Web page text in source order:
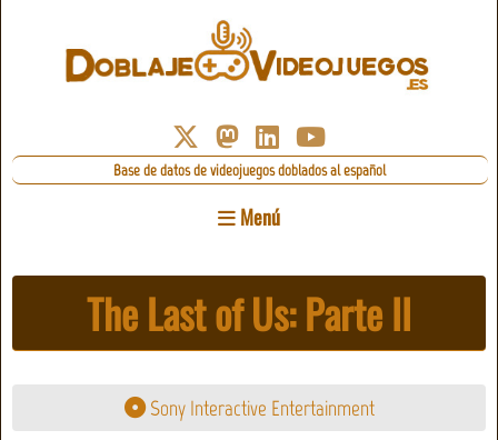
Base de datos de videojuegos doblados al español
Menú
The Last of Us: Parte II
Sony Interactive Entertainment